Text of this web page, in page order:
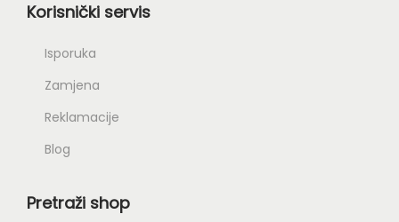
Korisnički servis
Isporuka
Zamjena
Reklamacije
Blog
Pretraži shop